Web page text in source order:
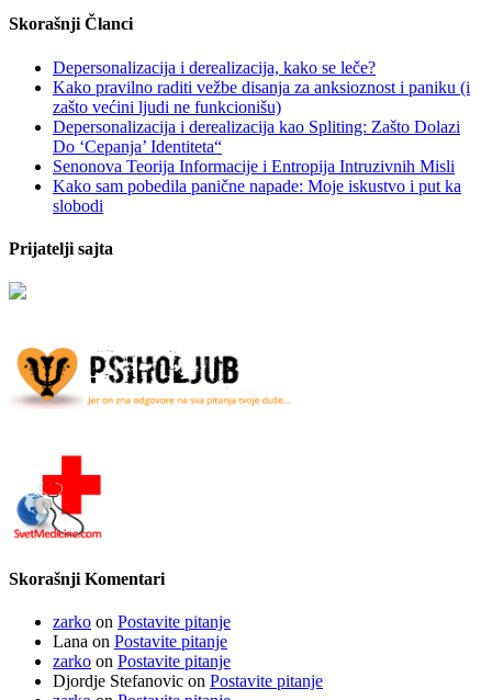
Skorašnji Članci
Depersonalizacija i derealizacija, kako se leče?
Kako pravilno raditi vežbe disanja za anksioznost i paniku (i
zašto većini ljudi ne funkcionišu)
Depersonalizacija i derealizacija kao Spliting: Zašto Dolazi
Do ‘Cepanja’ Identiteta“
Senonova Teorija Informacije i Entropija Intruzivnih Misli
Kako sam pobedila panične napade: Moje iskustvo i put ka
slobodi
Prijatelji sajta
Skorašnji Komentari
zarko on Postavite pitanje
Lana on Postavite pitanje
zarko on Postavite pitanje
Djordje Stefanovic on Postavite pitanje